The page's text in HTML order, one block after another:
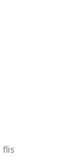
flis